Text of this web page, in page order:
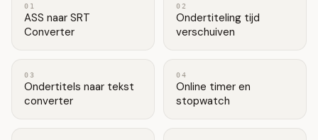
01
ASS naar SRT
Converter
02
Ondertiteling tijd
verschuiven
03
Ondertitels naar tekst
converter
04
Online timer en
stopwatch